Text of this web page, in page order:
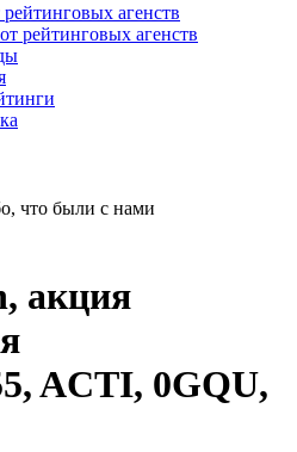
агенств
рейтинговых агенств
что были с нами
акция
ACTI, 0GQU,